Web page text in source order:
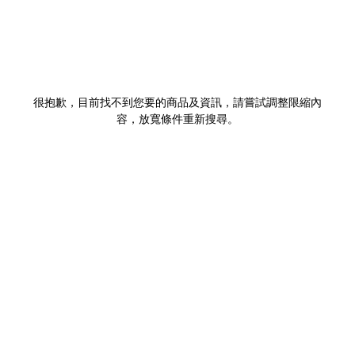
很抱歉，目前找不到您要的商品及資訊，請嘗試調整限縮內
容，放寬條件重新搜尋。